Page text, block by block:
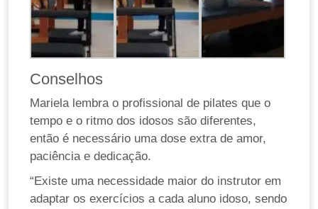
Conselhos
Mariela lembra o profissional de pilates que o
tempo e o ritmo dos idosos são diferentes,
então é necessário uma dose extra de amor,
paciência e dedicação.
“Existe uma necessidade maior do instrutor em
adaptar os exercícios a cada aluno idoso, sendo